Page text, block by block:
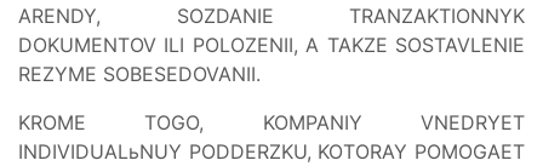
ARENDY, SOZDANIE TRANZAKTIONNYK
DOKUMENTOV ILI POLOZENII, A TAKZE SOSTAVLENIE
REZYME SOBESEDOVANII.
KROME TOGO, KOMPANIY VNEDRYET
INDIVIDUALьNUY PODDERZKU, KOTORAY POMOGAET